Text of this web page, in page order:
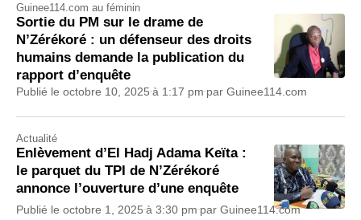
Guinee114.com au féminin
Sortie du PM sur le drame de
N’Zérékoré : un défenseur des droits
humains demande la publication du
rapport d’enquête
Publié le octobre 10, 2025 à 1:17 pm par Guinee114.com
Actualité
Enlèvement d’El Hadj Adama Keïta :
le parquet du TPI de N’Zérékoré
annonce l’ouverture d’une enquête
Publié le octobre 1, 2025 à 3:30 pm par Guinee114.com